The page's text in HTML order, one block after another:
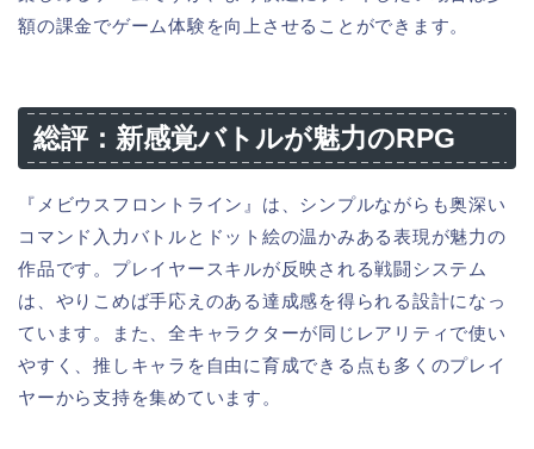
額の課金でゲーム体験を向上させることができます。
総評：新感覚バトルが魅力のRPG
『メビウスフロントライン』は、シンプルながらも奥深い
コマンド入力バトルとドット絵の温かみある表現が魅力の
作品です。プレイヤースキルが反映される戦闘システム
は、やりこめば手応えのある達成感を得られる設計になっ
ています。また、全キャラクターが同じレアリティで使い
やすく、推しキャラを自由に育成できる点も多くのプレイ
ヤーから支持を集めています。